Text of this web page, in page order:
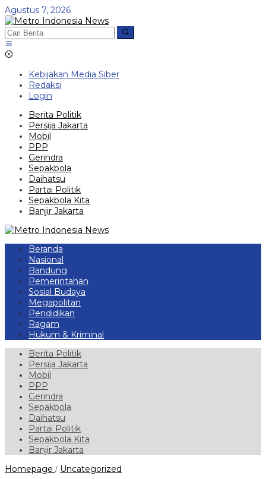
Lewati
ke
konten
Agustus 7, 2026
Kebijakan Media Siber
Redaksi
Login
Berita Politik
Persija Jakarta
Mobil
PPP
Gerindra
Sepakbola
Daihatsu
Partai Politik
Sepakbola Kita
Banjir Jakarta
Beranda
Nasional
Bandung
Pemerintahan
Sosial Budaya
Megapolitan
Pendidikan
Ragam
Hukum & Kriminal
Berita Politik
Persija Jakarta
Mobil
PPP
Gerindra
Sepakbola
Daihatsu
Partai Politik
Sepakbola Kita
Banjir Jakarta
Homepage / Uncategorized